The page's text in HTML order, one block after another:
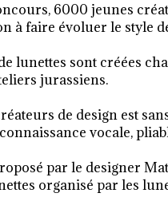
6000 jeunes
à faire évoluer le style
lunettes sont créées
jurassiens.
de design est
vocale,
par le designer
organisé par les